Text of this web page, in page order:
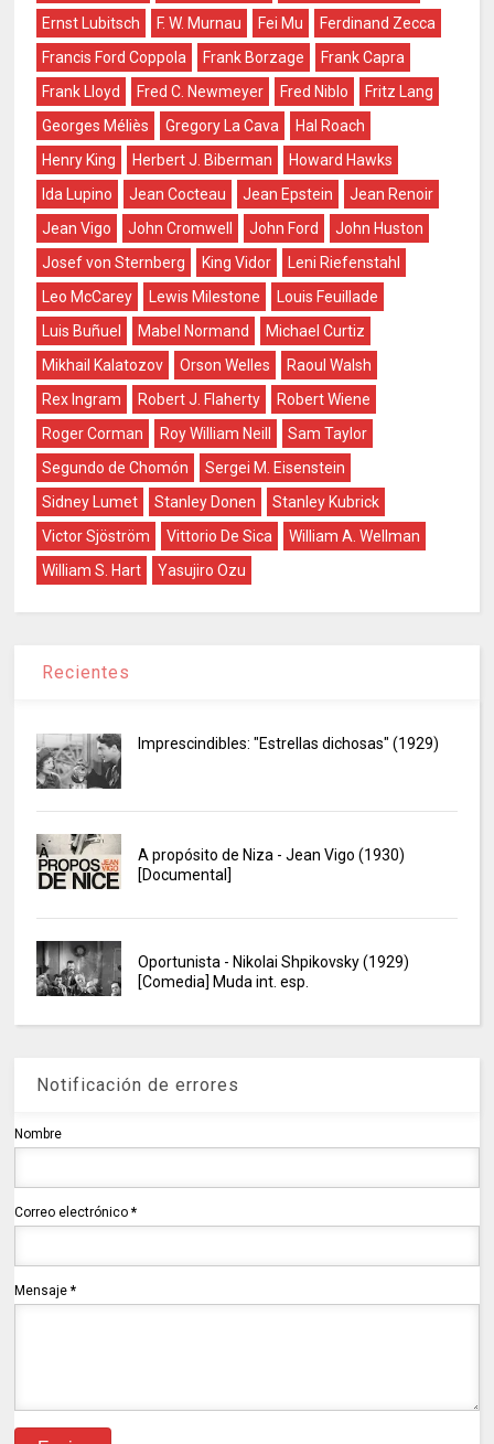
Ernst Lubitsch
F. W. Murnau Fei Mu
Ferdinand Zecca
Francis Ford Coppola
Frank Borzage
Frank Capra
Frank Lloyd
Fred C. Newmeyer Fred Niblo
Fritz Lang
Georges Méliès
Gregory La Cava
Hal Roach
Henry King
Herbert J. Biberman
Howard Hawks
Ida Lupino
Jean Cocteau Jean Epstein
Jean Renoir
Jean Vigo
John Cromwell John Ford
John Huston
Josef von Sternberg
King Vidor
Leni Riefenstahl
Leo McCarey
Lewis Milestone
Louis Feuillade
Luis Buñuel
Mabel Normand
Michael Curtiz
Mikhail Kalatozov
Orson Welles
Raoul Walsh
Rex Ingram
Robert J. Flaherty
Robert Wiene
Roger Corman
Roy William Neill
Sam Taylor
Segundo de Chomón
Sergei M. Eisenstein
Sidney Lumet
Stanley Donen
Stanley Kubrick
Victor Sjöström
Vittorio De Sica
William A. Wellman
William S. Hart
Yasujiro Ozu
Recientes
Imprescindibles: "Estrellas dichosas" (1929)
A propósito de Niza - Jean Vigo (1930)
[Documental]
Oportunista - Nikolai Shpikovsky (1929)
[Comedia] Muda int. esp.
Notificación de errores
Nombre
Correo electrónico*
Mensaje*